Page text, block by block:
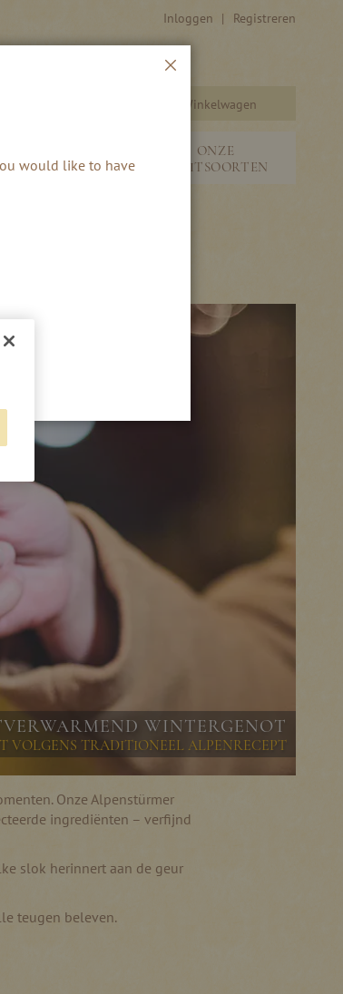
Inloggen Registreren
Winkelwagen
NIEUW
ONZE
FRUITSOORTEN
WINTERGENOT
VOLGENS TRADITIONEEL ALPENRECEPT
Onze Alpenstürmer
ingrediënten – verfijnd
slok herinnert aan de geur
teugen beleven.
would like to have